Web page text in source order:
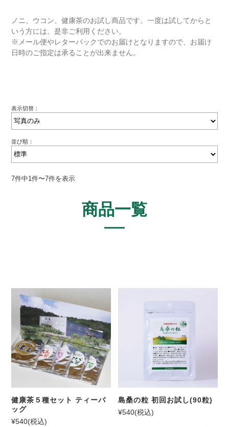
ノニ、ウコン、健康茶のお試し商品です。一度は試してからと
いう方には、是非ご利用ください。
※メール便やレターパックでのお届けとなりますので、お届け
日時のご指定は承ることが出来ません。
表示切替：
並び順：
7件中1件〜7件を表示
商品一覧
健康茶５種セット ティーバ
ッグ
¥540(税込)
島桑の粒 初回お試し(90粒)
¥540(税込)